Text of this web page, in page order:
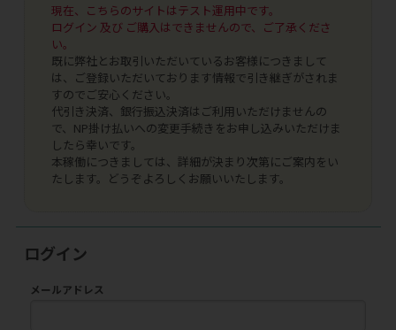
現在、こちらのサイトはテスト運用中です。
ログイン 及び ご購入はできませんので、ご了承くださ
い。
既に弊社とお取引いただいているお客様につきまして
は、ご登録いただいております情報で引き継ぎがされま
すのでご安心ください。
代引き決済、銀行振込決済はご利用いただけませんの
で、NP掛け払いへの変更手続きをお申し込みいただけま
したら幸いです。
本稼働につきましては、詳細が決まり次第にご案内をい
たします。どうぞよろしくお願いいたします。
ログイン
メールアドレス